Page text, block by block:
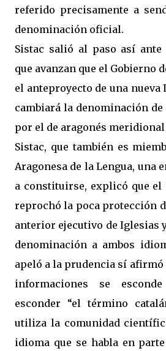
referido precisamente a
denominación oficial.
Sistac salió al paso así
que avanzan que el Gobierno
el anteproyecto de una nueva
cambiará la denominación de
por el de aragonés
Sistac, que también es
Aragonesa de la Lengua, una
a constituirse, explicó que el
reprochó la poca protección
anterior ejecutivo de Iglesias
denominación a ambos
apeló a la prudencia sí afirmó
informaciones se
esconder “el término
utiliza la comunidad
idioma que se habla en